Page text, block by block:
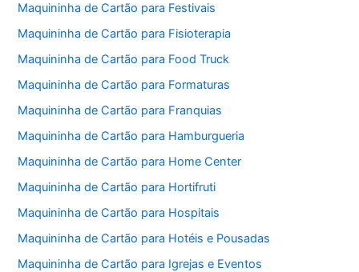
Maquininha de Cartão para Festivais
Maquininha de Cartão para Fisioterapia
Maquininha de Cartão para Food Truck
Maquininha de Cartão para Formaturas
Maquininha de Cartão para Franquias
Maquininha de Cartão para Hamburgueria
Maquininha de Cartão para Home Center
Maquininha de Cartão para Hortifruti
Maquininha de Cartão para Hospitais
Maquininha de Cartão para Hotéis e Pousadas
Maquininha de Cartão para Igrejas e Eventos